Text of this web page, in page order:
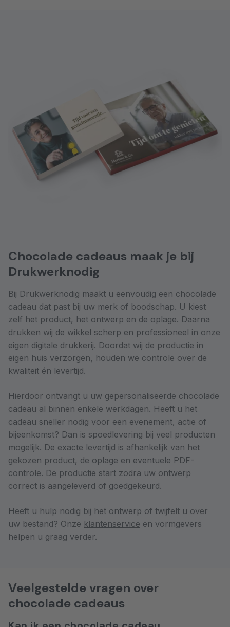
Chocolade cadeaus maak je bij
Drukwerknodig
Bij Drukwerknodig maakt u eenvoudig een chocolade
cadeau dat past bij uw merk of boodschap. U kiest
zelf het product, het ontwerp en de oplage. Daarna
drukken wij de wikkel scherp en professioneel in onze
eigen digitale drukkerij. Doordat wij de productie in
eigen huis verzorgen, houden we controle over de
kwaliteit én levertijd.
Hierdoor ontvangt u uw gepersonaliseerde chocolade
cadeau al binnen enkele werkdagen. Heeft u het
cadeau sneller nodig voor een evenement, actie of
bijeenkomst? Dan is spoedlevering bij veel producten
mogelijk. De exacte levertijd is afhankelijk van het
gekozen product, de oplage en eventuele PDF-
controle. De productie start zodra uw ontwerp
correct is aangeleverd of goedgekeurd.
Heeft u hulp nodig bij het ontwerp of twijfelt u over
uw bestand? Onze klantenservice en vormgevers
helpen u graag verder.
Veelgestelde vragen over
chocolade cadeaus